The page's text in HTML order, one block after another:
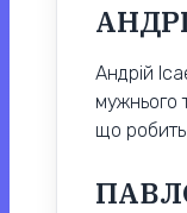
Андрій
мужнього
що